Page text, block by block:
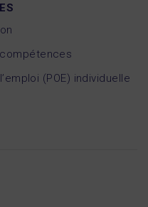
(POE) individuelle